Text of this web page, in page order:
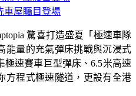
車屋矚目登場
驚喜打造盛夏「極速車隊
能量的充氣彈床挑戰與沉浸式
極速賽車巨型彈床、6.5米高速
方程式極速隧道，更設有全港